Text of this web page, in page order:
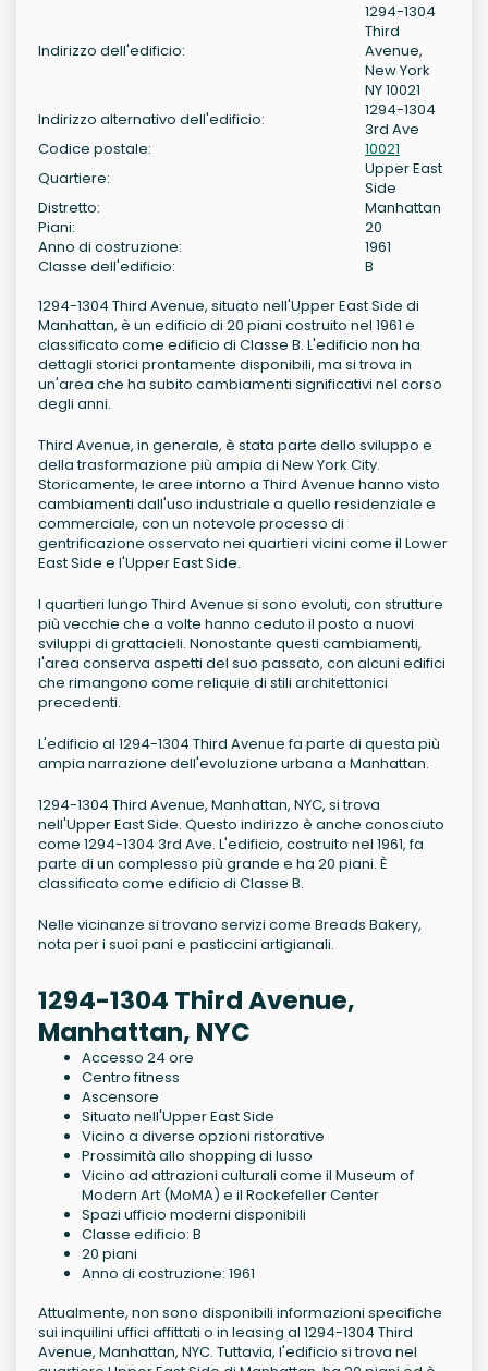
Indirizzo dell'edificio:
1294-1304
Third
Avenue,
New York
NY 10021
Indirizzo alternativo dell'edificio:
1294-1304
3rd Ave
Codice postale:
10021
Quartiere:
Upper East
Side
Distretto:
Manhattan
Piani:
20
Anno di costruzione:
1961
Classe dell'edificio:
B
1294-1304 Third Avenue, situato nell'Upper East Side di
Manhattan, è un edificio di 20 piani costruito nel 1961 e
classificato come edificio di Classe B. L'edificio non ha
dettagli storici prontamente disponibili, ma si trova in
un'area che ha subito cambiamenti significativi nel corso
degli anni.
Third Avenue, in generale, è stata parte dello sviluppo e
della trasformazione più ampia di New York City.
Storicamente, le aree intorno a Third Avenue hanno visto
cambiamenti dall'uso industriale a quello residenziale e
commerciale, con un notevole processo di
gentrificazione osservato nei quartieri vicini come il Lower
East Side e l'Upper East Side.
I quartieri lungo Third Avenue si sono evoluti, con strutture
più vecchie che a volte hanno ceduto il posto a nuovi
sviluppi di grattacieli. Nonostante questi cambiamenti,
l'area conserva aspetti del suo passato, con alcuni edifici
che rimangono come reliquie di stili architettonici
precedenti.
L'edificio al 1294-1304 Third Avenue fa parte di questa più
ampia narrazione dell'evoluzione urbana a Manhattan.
1294-1304 Third Avenue, Manhattan, NYC, si trova
nell'Upper East Side. Questo indirizzo è anche conosciuto
come 1294-1304 3rd Ave. L'edificio, costruito nel 1961, fa
parte di un complesso più grande e ha 20 piani. È
classificato come edificio di Classe B.
Nelle vicinanze si trovano servizi come Breads Bakery,
nota per i suoi pani e pasticcini artigianali.
1294-1304 Third Avenue,
Manhattan, NYC
Accesso 24 ore
Centro fitness
Ascensore
Situato nell'Upper East Side
Vicino a diverse opzioni ristorative
Prossimità allo shopping di lusso
Vicino ad attrazioni culturali come il Museum of
Modern Art (MoMA) e il Rockefeller Center
Spazi ufficio moderni disponibili
Classe edificio: B
20 piani
Anno di costruzione: 1961
Attualmente, non sono disponibili informazioni specifiche
sui inquilini uffici affittati o in leasing al 1294-1304 Third
Avenue, Manhattan, NYC. Tuttavia, l'edificio si trova nel